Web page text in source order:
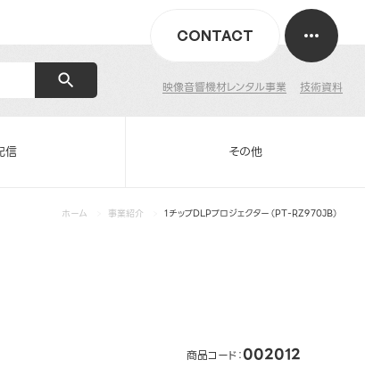
映像音響機材レンタル事業 技術資料
CONTACT
信 その他
ホーム 事業紹介 1チップDLPプロジェクター（PT-RZ970JB）
商品コード：002012